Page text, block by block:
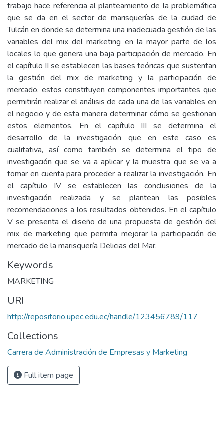
trabajo hace referencia al planteamiento de la problemática
que se da en el sector de marisquerías de la ciudad de
Tulcán en donde se determina una inadecuada gestión de las
variables del mix del marketing en la mayor parte de los
locales lo que genera una baja participación de mercado. En
el capítulo II se establecen las bases teóricas que sustentan
la gestión del mix de marketing y la participación de
mercado, estos constituyen componentes importantes que
permitirán realizar el análisis de cada una de las variables en
el negocio y de esta manera determinar cómo se gestionan
estos elementos. En el capítulo III se determina el
desarrollo de la investigación que en este caso es
cualitativa, así como también se determina el tipo de
investigación que se va a aplicar y la muestra que se va a
tomar en cuenta para proceder a realizar la investigación. En
el capítulo IV se establecen las conclusiones de la
investigación realizada y se plantean las posibles
recomendaciones a los resultados obtenidos. En el capítulo
V se presenta el diseño de una propuesta de gestión del
mix de marketing que permita mejorar la participación de
mercado de la marisquería Delicias del Mar.
Keywords
MARKETING
URI
http://repositorio.upec.edu.ec/handle/123456789/117
Collections
Carrera de Administración de Empresas y Marketing
Full item page